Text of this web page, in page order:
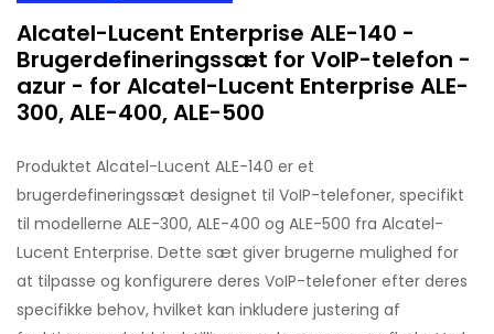
Alcatel-Lucent Enterprise ALE-140 -
Brugerdefineringssæt for VoIP-telefon -
azur - for Alcatel-Lucent Enterprise ALE-
300, ALE-400, ALE-500
Produktet Alcatel-Lucent ALE-140 er et
brugerdefineringssæt designet til VoIP-telefoner, specifikt
til modellerne ALE-300, ALE-400 og ALE-500 fra Alcatel-
Lucent Enterprise. Dette sæt giver brugerne mulighed for
at tilpasse og konfigurere deres VoIP-telefoner efter deres
specifikke behov, hvilket kan inkludere justering af